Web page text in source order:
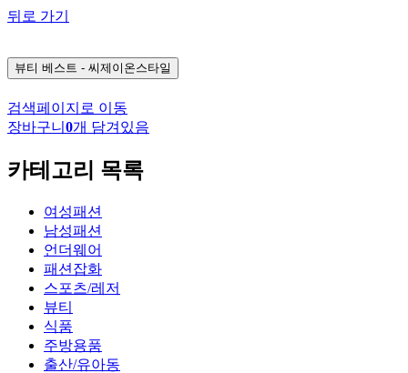
뒤로 가기
뷰티 베스트 - 씨제이온스타일
검색페이지로 이동
장바구니 0개 담겨있음
카테고리 목록
여성패션
남성패션
언더웨어
패션잡화
스포츠/레저
뷰티
식품
주방용품
출산/유아동